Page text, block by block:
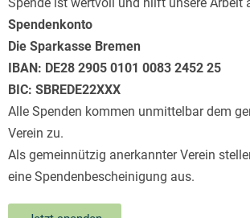
Spendenkonto
Die Sparkasse Bremen
IBAN: DE28 2905 0101 0083 2452 25
BIC: SBREDE22XXX
Alle Spenden kommen unmittelbar dem
Verein zu.
Als gemeinnützig anerkannter Verein
eine Spendenbescheinigung aus.